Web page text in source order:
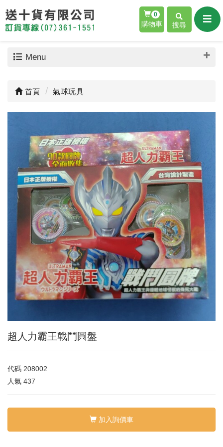
0
購物車 搜尋
Menu
首頁 氣球玩具
超人力霸王戰鬥圓盤
代碼 208002
人氣 437
加入詢價車